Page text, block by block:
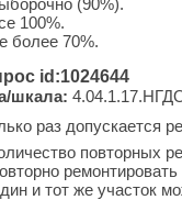
100%.
более 70%.
id:1024644
шкала:
раз допускается
повторных
и тот же участок